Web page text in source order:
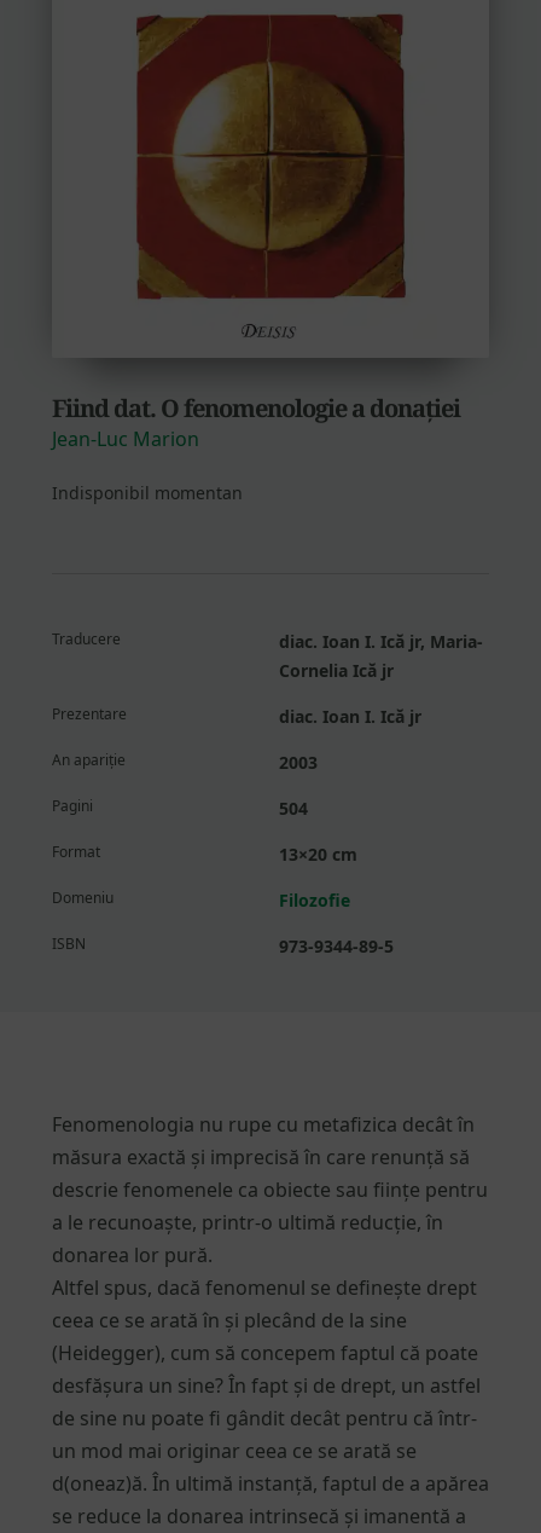
Fiind dat. O fenomenologie a donației
Jean-Luc Marion
Indisponibil momentan
Traducere
diac. Ioan I. Ică jr, Maria-
Cornelia Ică jr
Prezentare diac. Ioan I. Ică jr
An apariție 2003
Pagini 504
Format 13×20 cm
Domeniu Filozofie
ISBN 973-9344-89-5
Fenomenologia nu rupe cu metafizica decât în
măsura exactă și imprecisă în care renunță să
descrie fenomenele ca obiecte sau ființe pentru
a le recunoaște, printr-o ultimă reducție, în
donarea lor pură.
Altfel spus, dacă fenomenul se definește drept
ceea ce se arată în și plecând de la sine
(Heidegger), cum să concepem faptul că poate
desfășura un sine? În fapt și de drept, un astfel
de sine nu poate fi gândit decât pentru că într-
un mod mai originar ceea ce se arată se
d(oneaz)ă. În ultimă instanță, faptul de a apărea
se reduce la donarea intrinsecă și imanentă a